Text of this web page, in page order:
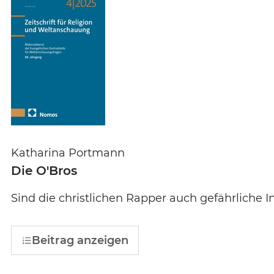
Katharina Portmann
Die O'Bros
Sind die christlichen Rapper auch gefährliche
Beitrag anzeigen